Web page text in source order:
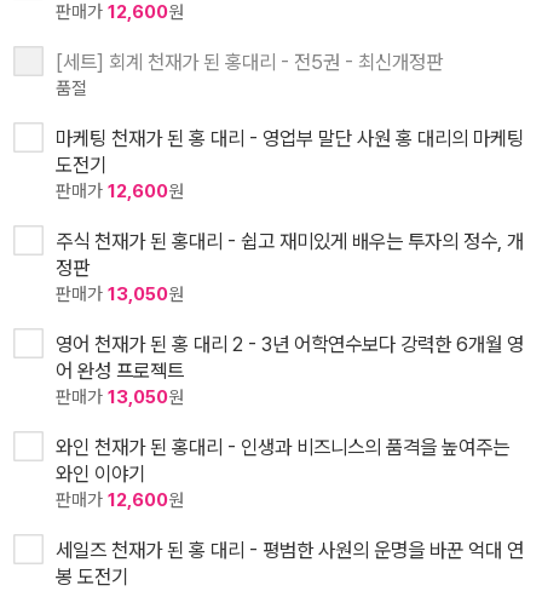
판매가 12,600원
[세트] 회계 천재가 된 홍대리 - 전5권 - 최신개정판
품절
마케팅 천재가 된 홍 대리 - 영업부 말단 사원 홍 대리의 마케팅
도전기
판매가 12,600원
주식 천재가 된 홍대리 - 쉽고 재미있게 배우는 투자의 정수, 개
정판
판매가 13,050원
영어 천재가 된 홍 대리 2 - 3년 어학연수보다 강력한 6개월 영
어 완성 프로젝트
판매가 13,050원
와인 천재가 된 홍대리 - 인생과 비즈니스의 품격을 높여주는
와인 이야기
판매가 12,600원
세일즈 천재가 된 홍 대리 - 평범한 사원의 운명을 바꾼 억대 연
봉 도전기